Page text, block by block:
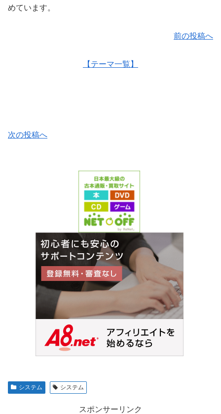
めています。
前の投稿へ
【テーマ一覧】
次の投稿へ
システム システム
スポンサーリンク